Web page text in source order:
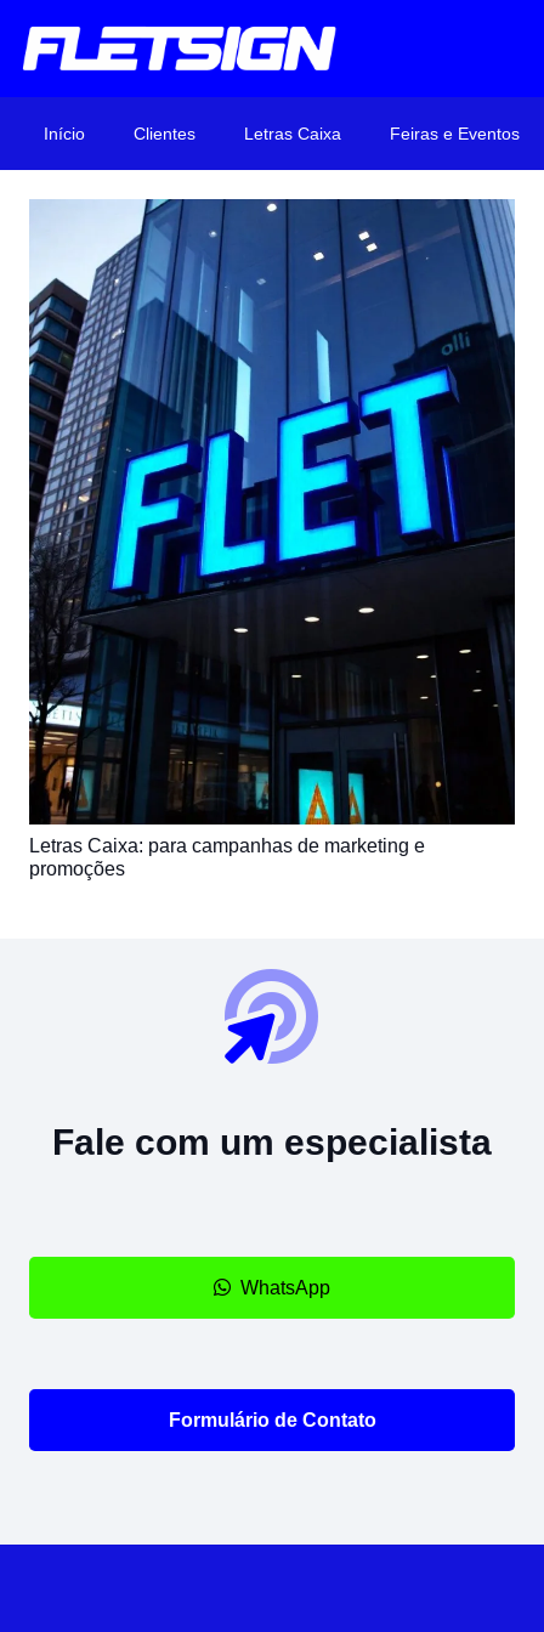
Início Clientes Letras Caixa Feiras e Eventos
Letras Caixa: para campanhas de marketing e
promoções
Fale com um especialista
WhatsApp
Formulário de Contato